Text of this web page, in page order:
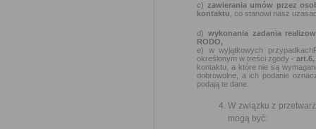
c) zawierania umów przez
kontaktu , co stanowi nasz
d) wykonania zadania
RODO,
e) w wyjątkowych
określonym w treści zgody -
kontaktu, a które nie są
dobrowolne, a ich podanie
podają te dane.
W związku z
mogą być: